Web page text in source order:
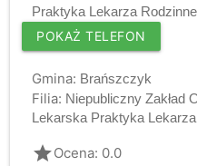
Praktyka Lekarza
POKAŻ TELEFON
Gmina: Brańszczyk
Filia: Niepubliczny Zakład
Lekarska Praktyka
gradeOcena: 0.0